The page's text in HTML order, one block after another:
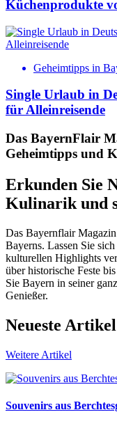
Küchenprodukte
Geheimtipps in
Single Urlaub in
für Alleinreisende
Das BayernFlair
Geheimtipps und
Erkunden Sie
Kulinarik und
Das Bayernflair
Bayerns. Lassen Sie
kulturellen Highlights
über historische Feste
Sie Bayern in seiner
Genießer.
Neueste Artikel
Weitere Artikel
Souvenirs aus